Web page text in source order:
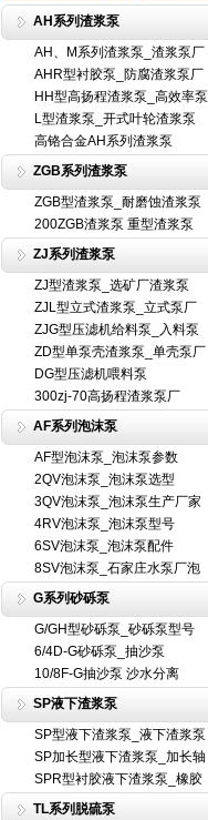
AH系列渣浆泵
AH、M系列渣浆泵_渣浆泵厂
AHR型衬胶泵_防腐渣浆泵厂
HH型高扬程渣浆泵_高效率泵
L型渣浆泵_开式叶轮渣浆泵
高铬合金AH系列渣浆泵
ZGB系列渣浆泵
ZGB型渣浆泵_耐磨蚀渣浆泵
200ZGB渣浆泵 重型渣浆泵
ZJ系列渣浆泵
ZJ型渣浆泵_选矿厂渣浆泵
ZJL型立式渣浆泵_立式泵厂
ZJG型压滤机给料泵_入料泵
ZD型单泵壳渣浆泵_单壳泵厂
DG型压滤机喂料泵
300zj-70高扬程渣浆泵厂
AF系列泡沫泵
AF型泡沫泵_泡沫泵参数
2QV泡沫泵_泡沫泵选型
3QV泡沫泵_泡沫泵生产厂家
4RV泡沫泵_泡沫泵型号
6SV泡沫泵_泡沫泵配件
8SV泡沫泵_石家庄水泵厂泡
G系列砂砾泵
G/GH型砂砾泵_砂砾泵型号
6/4D-G砂砾泵_抽沙泵
10/8F-G抽沙泵 沙水分离
SP液下渣浆泵
SP型液下渣浆泵_液下渣浆泵
SP加长型液下渣浆泵_加长轴
SPR型衬胶液下渣浆泵_橡胶
TL系列脱硫泵